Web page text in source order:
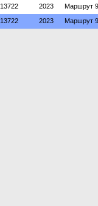
13722 2023 Маршрут
13722 2023 Маршрут